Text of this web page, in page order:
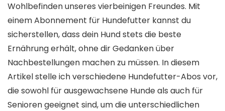
Wohlbefinden unseres vierbeinigen Freundes. Mit
einem Abonnement für Hundefutter kannst du
sicherstellen, dass dein Hund stets die beste
Ernährung erhält, ohne dir Gedanken über
Nachbestellungen machen zu müssen. In diesem
Artikel stelle ich verschiedene Hundefutter-Abos vor,
die sowohl für ausgewachsene Hunde als auch für
Senioren geeignet sind, um die unterschiedlichen